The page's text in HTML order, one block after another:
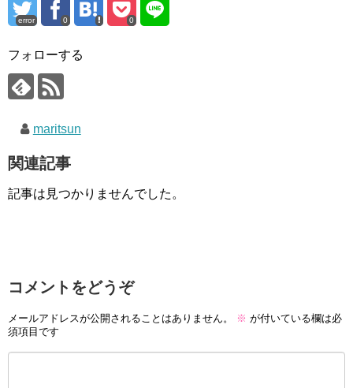
error 0 0
フォローする
maritsun
関連記事
記事は見つかりませんでした。
コメントをどうぞ
メールアドレスが公開されることはありません。 ※ が付いている欄は必
須項目です